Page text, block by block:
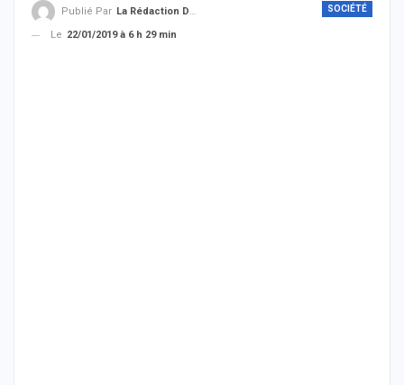
SOCIÉTÉ
Publié Par La Rédaction De THIEYSENEGAL.com
Le 22/01/2019 à 6 h 29 min